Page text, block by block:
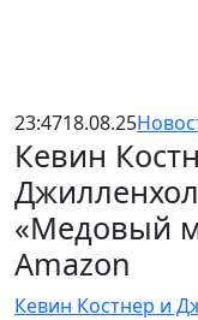
23:4718.08.25
Кевин
«Медовый
Amazon
Кевин Костнер и